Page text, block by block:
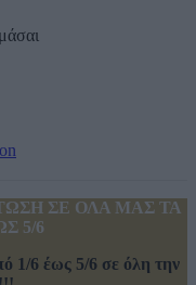
ΣΕ ΟΛΑ ΜΑΣ ΤΑ
5/6
1/6 έως 5/6 σε όλη την